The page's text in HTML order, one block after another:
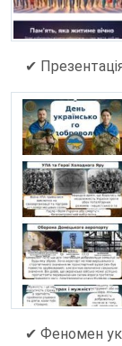
✔
✔ Феномен